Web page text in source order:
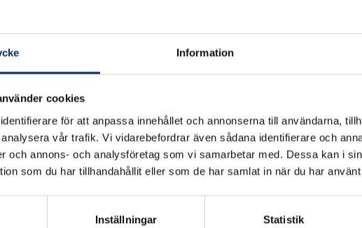
Information
cookies
för att anpassa innehållet och annonserna till användarna,
vår trafik. Vi vidarebefordrar även sådana identifierare och
och annons- och analysföretag som vi samarbetar med. Dessa kan i
som du har tillhandahållit eller som de har samlat in när du har
Inställningar Statistik
Cylindervred F40 Cylindervred 2821-2
Cylindervred
Rostfritt 316
212kr